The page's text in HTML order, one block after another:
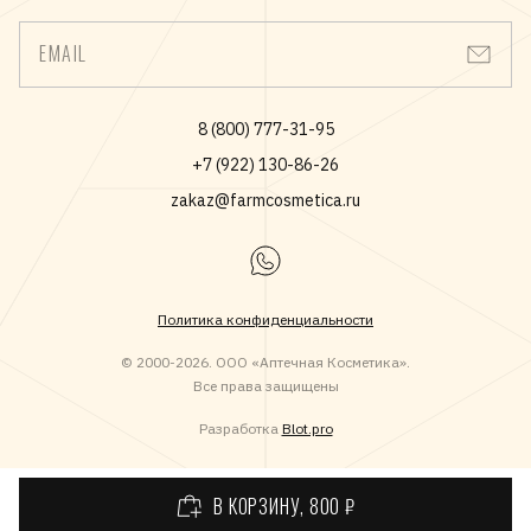
солнцезащитные средства и универсальное средство
очищения.
Средства, которые выпускают Лаборатории НОРЕВА
требований, предъявляемых к фармацевтическим средствам
под контролем дерматологов.
В КОРЗИНУ, 800 ₽
EMAIL
8 (800) 777-31-95
+7 (922) 130-86-26
zakaz@farmcosmetica.ru
Политика конфиденциальности
© 2000-2026. ООО «Аптечная Косметика».
Все права защищены
Разработка Blot.pro